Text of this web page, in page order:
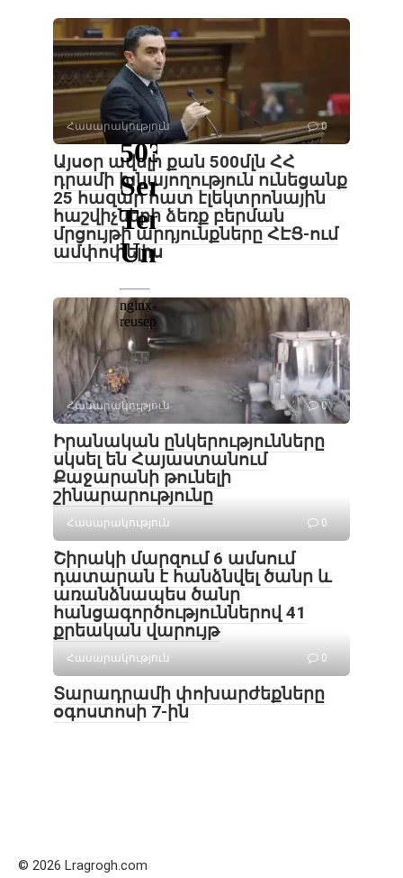
Հասարակություն 0
Այսօր ավելի քան 500մլն ՀՀ
դրամի խնայողություն ունեցանք
25 հազար հատ էլեկտրոնային
հաշվիչների ձեռք բերման
մրցույթի արդյունքները ՀԷՑ-ում
ամփոփելիս
Հասարակություն 0
Իրանական ընկերությունները
սկսել են Հայաստանում
Քաջարանի թունելի
շինարարությունը
Հասարակություն 0
Շիրակի մարզում 6 ամսում
դատարան է հանձնվել ծանր և
առանձնապես ծանր
հանցագործություններով 41
քրեական վարույթ
Հասարակություն 0
Տարադրամի փոխարժեքները
օգոստոսի 7-ին
© 2026 Lragrogh.com